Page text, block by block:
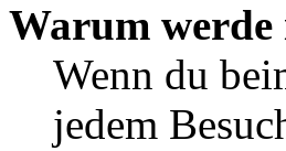
Warum werde
Wenn du
jedem